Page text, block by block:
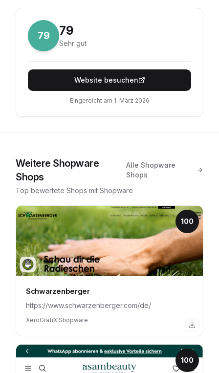
79 79
Sehr gut
Website besuchen
Eingereicht am 1. März 2026
Weitere Shopware
Shops
Alle Shopware
Shops
Top bewertete Shops mit Shopware
100
Schwarzenberger
https://www.schwarzenberger.com/de/
XeroGrafiX·Shopware
100